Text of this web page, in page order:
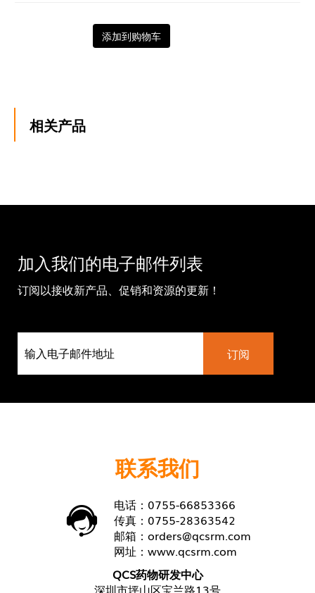
添加到购物车
相关产品
加入我们的电子邮件列表
订阅以接收新产品、促销和资源的更新！
联系我们
电话：0755-66853366
传真：0755-28363542
邮箱： orders@qcsrm.com
网址： www.qcsrm.com
QCS药物研发中心
深圳市坪山区宝兰路13号